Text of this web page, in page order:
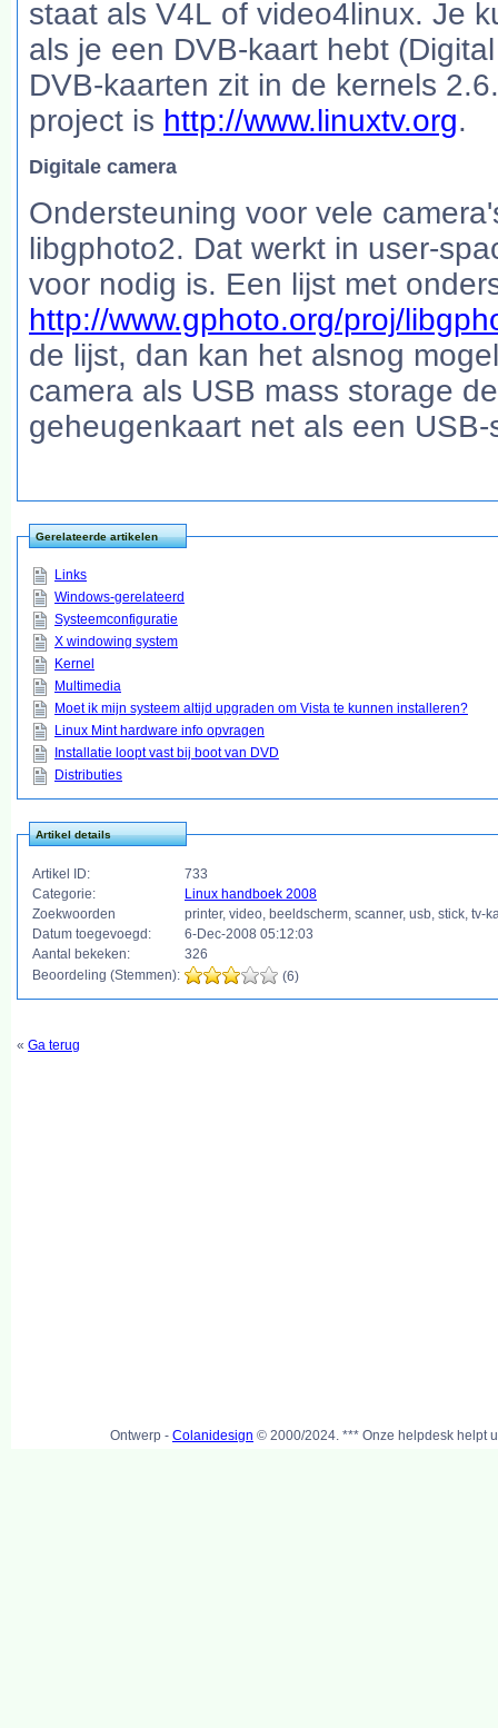
staat als V4L of video4linux. Je
als je een DVB-kaart hebt
DVB-kaarten zit in de kernels
project is http://www.linuxtv.org.
Digitale camera
Ondersteuning voor vele
libgphoto2. Dat werkt in user-
voor nodig is. Een lijst met
http://www.gphoto.org/proj/
de lijst, dan kan het alsnog
camera als USB mass storage
geheugenkaart net als een
Gerelateerde artikelen
Links
Windows-gerelateerd
Systeemconfiguratie
X windowing system
Kernel
Multimedia
Moet ik mijn systeem altijd upgraden om Vista te kunnen installeren?
Linux Mint hardware info opvragen
Installatie loopt vast bij boot van DVD
Distributies
Artikel details
Artikel ID:
733
Categorie:
Linux handboek 2008
Zoekwoorden
printer, video, beeldscherm, scanner, usb, stick, tv-
Datum toegevoegd:
6-Dec-2008 05:12:03
Aantal bekeken:
326
Beoordeling (Stemmen):
(6)
« Ga terug
Ontwerp - Colanidesign © 2000/2024. *** Onze helpdesk helpt